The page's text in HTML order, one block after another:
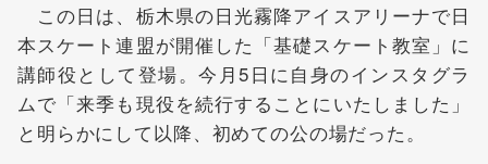
この日は、栃木県の日光霧降アイスアリーナで日
本スケート連盟が開催した「基礎スケート教室」に
講師役として登場。今月5日に自身のインスタグラ
ムで「来季も現役を続行することにいたしました」
と明らかにして以降、初めての公の場だった。